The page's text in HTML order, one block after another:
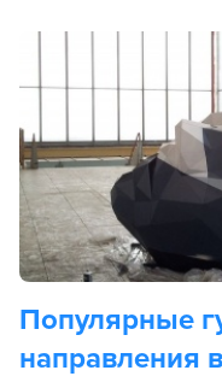
Популярные
направления